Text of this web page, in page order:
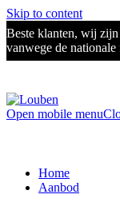
Skip to content
Beste klanten, wij
vanwege de nationale
Open mobile menu
Home
Aanbod